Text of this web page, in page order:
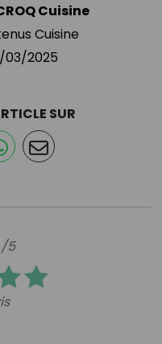
Cuisine
Cuisine
03/2025
/5
SUR